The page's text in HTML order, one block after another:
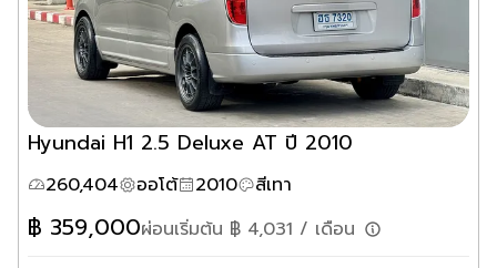
Hyundai H1 2.5 Deluxe AT ปี 2010
260,404 ออโต้ 2010 สีเทา
฿ 359,000ผ่อนเริ่มต้น ฿ 4,031 / เดือน